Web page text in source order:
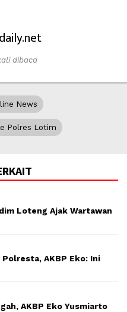
dibaca
News
Polres Lotim
Loteng Ajak Wartawan
AKBP Eko: Ini
AKBP Eko Yusmiarto